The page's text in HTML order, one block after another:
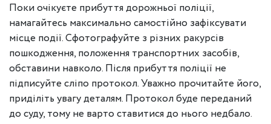
Поки очікуєте прибуття дорожньої поліції,
намагайтесь максимально самостійно зафіксувати
місце події. Сфотографуйте з різних ракурсів
пошкодження, положення транспортних засобів,
обставини навколо. Після прибуття поліції не
підписуйте сліпо протокол. Уважно прочитайте його,
приділіть увагу деталям. Протокол буде переданий
до суду, тому не варто ставитися до нього недбало.